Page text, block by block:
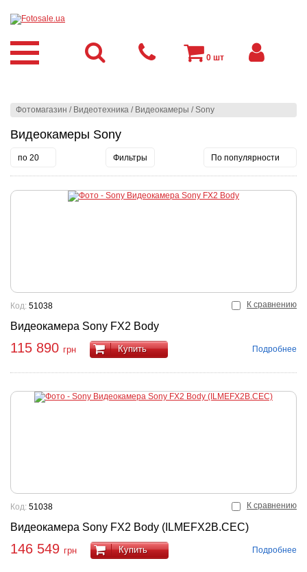
Фотомагазин / Видеотехника / Видеокамеры /Sony
Видеокамеры Sony
по 20 Фильтры По популярности
К сравнению
Видеокамера Sony FX2 Body
Код: 51038
115 890 грн Купить Подробнее
К сравнению
Видеокамера Sony FX2 Body (ILMEFX2B.CEC)
Код: 51038
146 549 грн Купить Подробнее
0 шт